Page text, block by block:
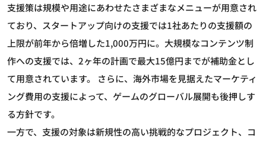
支援策は規模や用途にあわせたさまざまなメニューが用意され
ており、スタートアップ向けの支援では1社あたりの支援額の
上限が前年から倍増した1,000万円に。大規模なコンテンツ制
作への支援では、2ヶ年の計画で最大15億円までが補助金とし
て用意されています。 さらに、海外市場を見据えたマーケティ
ング費用の支援によって、ゲームのグローバル展開も後押しす
る方針です。
一方で、支援の対象は新規性の高い挑戦的なプロジェクト、コ